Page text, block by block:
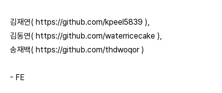
김재연( https://github.com/kpeel5839 ),
김동연( https://github.com/waterricecake ),
송재백( https://github.com/thdwoqor )
- FE